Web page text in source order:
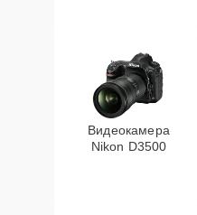
Видеокамера
Nikon D3500